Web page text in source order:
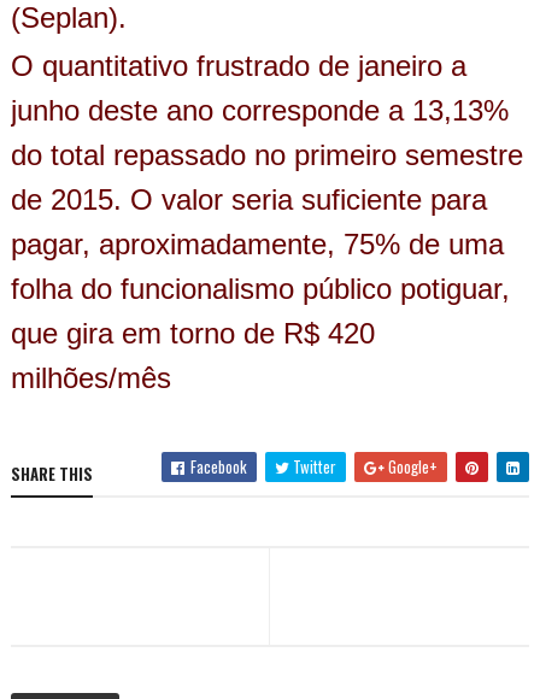
(Seplan).
O quantitativo frustrado de janeiro a
junho deste ano corresponde a 13,13%
do total repassado no primeiro semestre
de 2015. O valor seria suficiente para
pagar, aproximadamente, 75% de uma
folha do funcionalismo público potiguar,
que gira em torno de R$ 420
milhões/mês
SHARE THIS Facebook Twitter Google+